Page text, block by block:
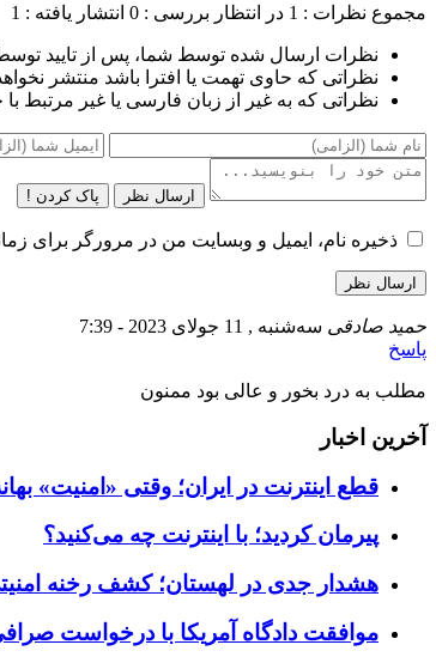
مجموع نظرات : 1 در انتظار بررسی : 0 انتشار یافته : 1
نظرات ارسال شده توسط شما، پس از تایید
نظراتی که حاوی تهمت یا افترا باشد منتشر
نظراتی که به غیر از زبان فارسی یا غیر مرتبط
ارسال نظر پاک کردن !
ذخیره نام، ایمیل و وبسایت من در مرورگر برای
حمید صادقی سه‌شنبه , 11 جولای 2023 - 7:39
پاسخ
مطلب به درد بخور و عالی بود ممنون
آخرین اخبار
قطع اینترنت در ایران؛ وقتی «امنیت»
پیرمان کردید؛ با اینترنت چه می‌کنید؟
هشدار جدی در لهستان؛ کشف رخنه
موافقت دادگاه آمریکا با درخواست صرافی بای‌بیت برای